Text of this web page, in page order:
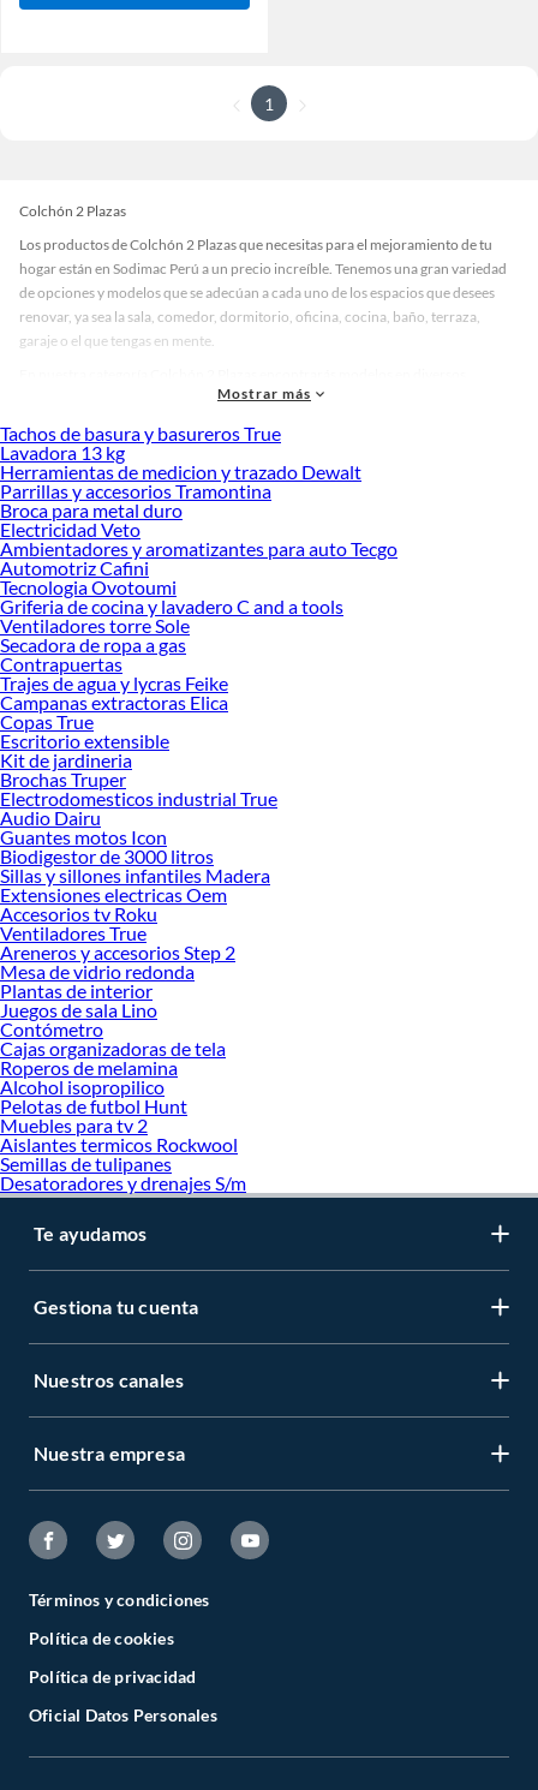
1
Colchón 2 Plazas
Los productos de Colchón 2 Plazas que necesitas para el mejoramiento de tu
hogar están en Sodimac Perú a un precio increíble. Tenemos una gran variedad
de opciones y modelos que se adecúan a cada uno de los espacios que desees
renovar, ya sea la sala, comedor, dormitorio, oficina, cocina, baño, terraza,
garaje o el que tengas en mente.
materiales, medidas, colores y demás características específicas de tu
necesario para cada uno de tus proyectos en las mejores marcas de calidad y con
garantía.
Precios de Colchón 2 Plazas en Sodimac Perú
Si buscar ahorrar, estás en la tienda correcta porque en Sodimac tenemos
nuestra política de precios bajos garantizados en Colchón 2 Plazas, así que no
dudes más y compra online este producto con sus complementos para que
termines tu proyecto al 100% a un costo económico. Además, elige entre las
opciones de delivery o recojo en tienda.
Las mejores marcas de Colchón 2 Plazas
Sabemos que la calidad, confianza y seguridad son factores importantes al
momento de decidir qué modelo comprar, por ello contamos con una amplia
oferta de marcas prestigiosas y reconocidas en Colchón 2 Plazas. De esta
manera, inviertes en durabilidad, rendimiento, excelencia y satisfacción
garantizada.
Mostrar más
Tachos de basura y basureros True
Lavadora 13 kg
Herramientas de medicion y trazado Dewalt
Parrillas y accesorios Tramontina
Broca para metal duro
Electricidad Veto
Ambientadores y aromatizantes para auto Tecgo
Automotriz Cafini
Tecnologia Ovotoumi
Griferia de cocina y lavadero C and a tools
Ventiladores torre Sole
Secadora de ropa a gas
Contrapuertas
Trajes de agua y lycras Feike
Campanas extractoras Elica
Copas True
Escritorio extensible
Kit de jardineria
Brochas Truper
Electrodomesticos industrial True
Audio Dairu
Guantes motos Icon
Biodigestor de 3000 litros
Sillas y sillones infantiles Madera
Extensiones electricas Oem
Accesorios tv Roku
Ventiladores True
Areneros y accesorios Step 2
Mesa de vidrio redonda
Plantas de interior
Juegos de sala Lino
Contómetro
Cajas organizadoras de tela
Roperos de melamina
Alcohol isopropilico
Pelotas de futbol Hunt
Muebles para tv 2
Aislantes termicos Rockwool
Semillas de tulipanes
Desatoradores y drenajes S/m
Te ayudamos
Gestiona tu cuenta
Nuestros canales
Nuestra empresa
Términos y condiciones
Política de cookies
Política de privacidad
Oficial Datos Personales